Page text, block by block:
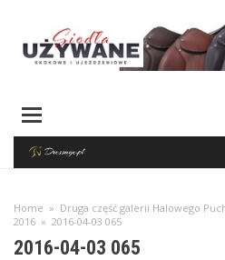
Home » Druga część galerii Halowego
2016 » 2016-04-03 065
2016-04-03 065